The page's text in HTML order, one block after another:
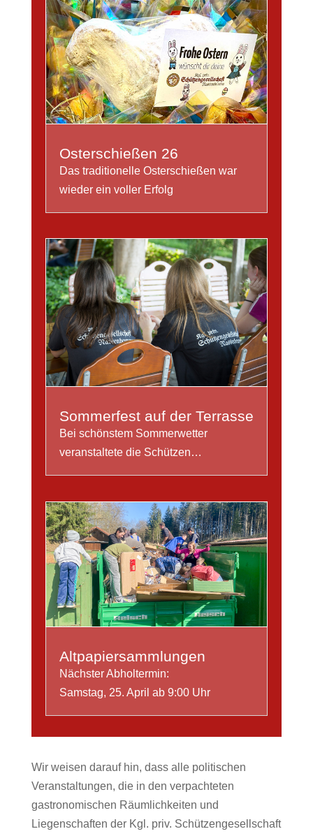
Osterschießen 26
Das traditionelle Osterschießen war
wieder ein voller Erfolg
Sommerfest auf der Terrasse
Bei schönstem Sommerwetter
veranstaltete die Schützen…
Altpapiersammlungen
Nächster Abholtermin:
Samstag, 25. April ab 9:00 Uhr
Wir weisen darauf hin, dass alle politischen
Veranstaltungen, die in den verpachteten
gastronomischen Räumlichkeiten und
Liegenschaften der Kgl. priv. Schützengesellschaft